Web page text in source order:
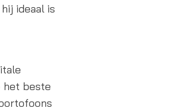
ideaal is
het beste